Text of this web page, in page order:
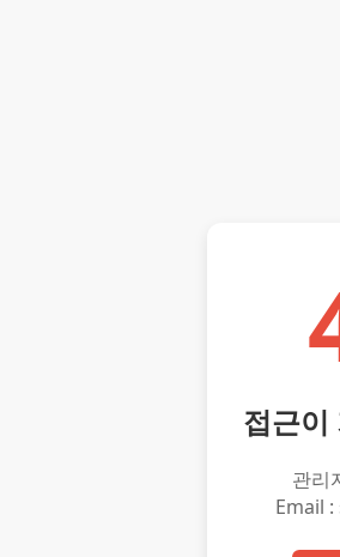
접근이
관리
Email